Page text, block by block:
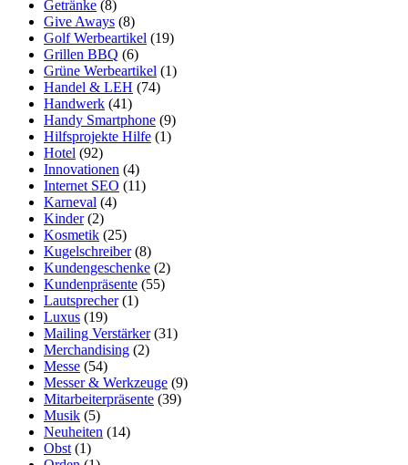
Getränke (8)
Give Aways (8)
Golf Werbeartikel (19)
Grillen BBQ (6)
Grüne Werbeartikel (1)
Handel & LEH (74)
Handwerk (41)
Handy Smartphone (9)
Hilfsprojekte Hilfe (1)
Hotel (92)
Innovationen (4)
Internet SEO (11)
Karneval (4)
Kinder(2)
Kosmetik (25)
Kugelschreiber(8)
Kundengeschenke (2)
Kundenpräsente (55)
Lautsprecher(1)
Luxus (19)
Mailing Verstärker(31)
Merchandising (2)
Messe (54)
Messer & Werkzeuge (9)
Mitarbeiterpräsente (39)
Musik (5)
Neuheiten (14)
Obst (1)